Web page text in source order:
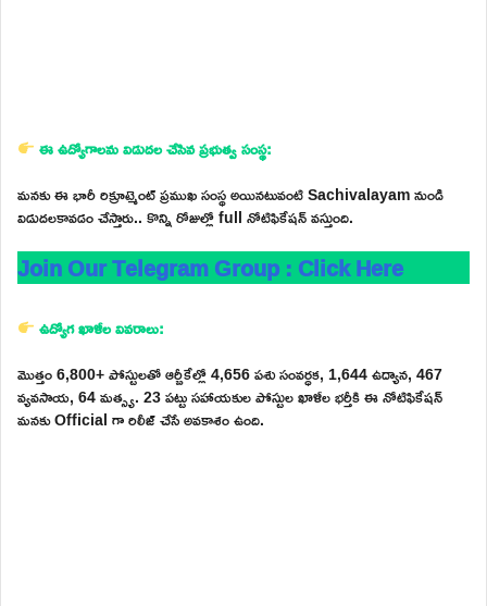
ఈ ఉద్యోగాలను విడుదల చేసిన ప్రభుత్వ సంస్థ:
మనకు ఈ భారీ రిక్రూట్మెంట్ ప్రముఖ సంస్థ అయినటువంటి Sachivalayam నుండి
విడుదలకావడం చేస్తారు.. కొన్ని రోజుల్లో full నోటిఫికేషన్ వస్తుంది.
Join Our Telegram Group : Click Here
ఉద్యోగ ఖాళీల వివరాలు:
మొత్తం 6,800+ పోస్టులతో ఆర్బీకేల్లో 4,656 పశు సంవర్ధక, 1,644 ఉద్యాన, 467
వ్యవసాయ, 64 మత్స్య. 23 పట్టు సహాయకుల పోస్టుల ఖాళీల భర్తీకి ఈ నోటిఫికేషన్
మనకు Official గా రిలీజ్ చేసే అవకాశం ఉంది.